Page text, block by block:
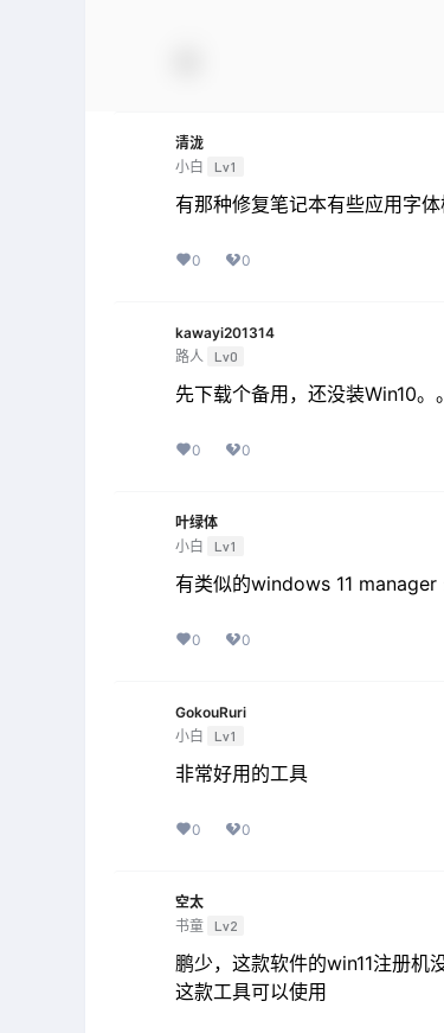
清泷
小白
Lv1
有那种修复笔记本有些应用字
0 0
kawayi201314
路人 Lv0
先下载个备用，还没装Win10。。
0 0
叶绿体
小白
Lv1
有类似的windows 11 manager
0 0
GokouRuri
小白
Lv1
非常好用的工具
0 0
空太
书童 Lv2
鹏少，这款软件的win11注册
这款工具可以使用